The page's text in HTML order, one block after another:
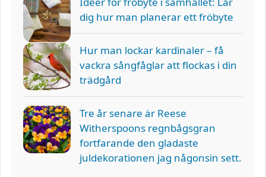
dig hur man planerar ett fröbyte
Hur man lockar kardinaler – få
vackra sångfåglar att flockas i din
trädgård
Tre år senare är Reese
Witherspoons regnbågsgran
fortfarande den gladaste
juldekorationen jag någonsin sett.